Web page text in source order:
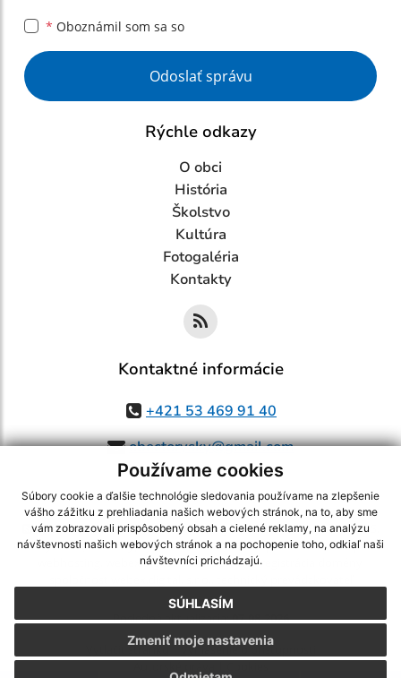
Používame cookies
Súbory cookie a ďalšie technológie sledovania používame na zlepšenie
vášho zážitku z prehliadania našich webových stránok, na to, aby sme
vám zobrazovali prispôsobený obsah a cielené reklamy, na analýzu
návštevnosti našich webových stránok a na pochopenie toho, odkiaľ naši
návštevníci prichádzajú.
SÚHLASÍM
Zmeniť moje nastavenia
* Oboznámil som sa so
Google reCaptcha Response
Odoslať správu
Rýchle odkazy
O obci
História
Školstvo
Kultúra
Fotogaléria
Kontakty
Kontaktné informácie
+421 53 469 91 40
obectorysky@gmail.com
využite možnosť získavania aktuálnych informácií s využitím RSS
CMS systém (redakčný) systém ECHELON 2,Mapa stránok,web portál
webex.digital, s.r.o.,domény,registrácia domény
Posledná aktualizácia:07.08.2026
Vytlačiť stránku|Vyhlásenie o prístupnosti